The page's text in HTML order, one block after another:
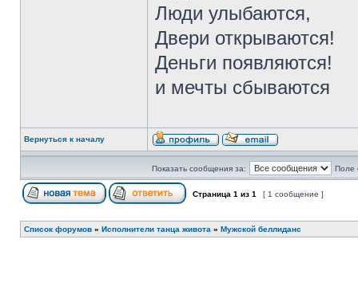
Люди улыбаются,
Двери открываются!
Деньги появляются!
и мечты сбываются
Вернуться к началу
Показать сообщения за: Поле
Страница 1 из 1 [ 1 сообщение ]
Список форумов » Исполнители танца живота » Мужской беллиданс